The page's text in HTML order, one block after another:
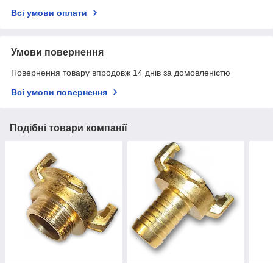
Всі умови оплати
Умови повернення
Повернення товару впродовж 14 днів за домовленістю
Всі умови повернення
Подібні товари компанії